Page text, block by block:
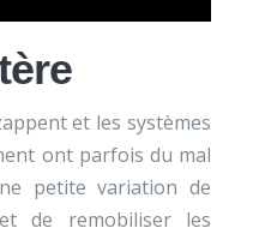
et les systèmes
ont parfois du mal
petite variation de
de remobiliser les